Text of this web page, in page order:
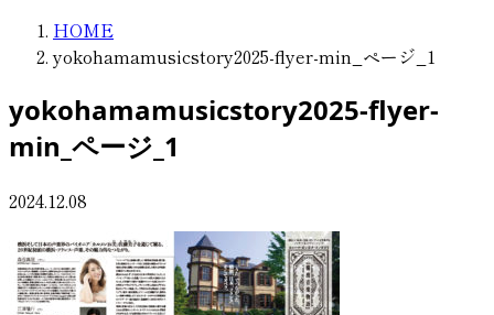
HOME
yokohamamusicstory2025-flyer-min_ページ_1
yokohamamusicstory2025-flyer-
min_ページ_1
2024.12.08